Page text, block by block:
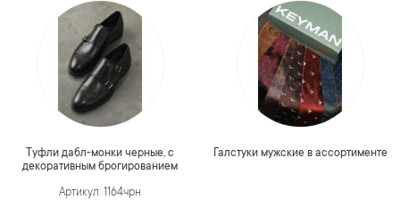
Туфли дабл-монки черные, с
декоративным брогированием
Артикул: 1164чрн
Галстуки мужские в ассортименте